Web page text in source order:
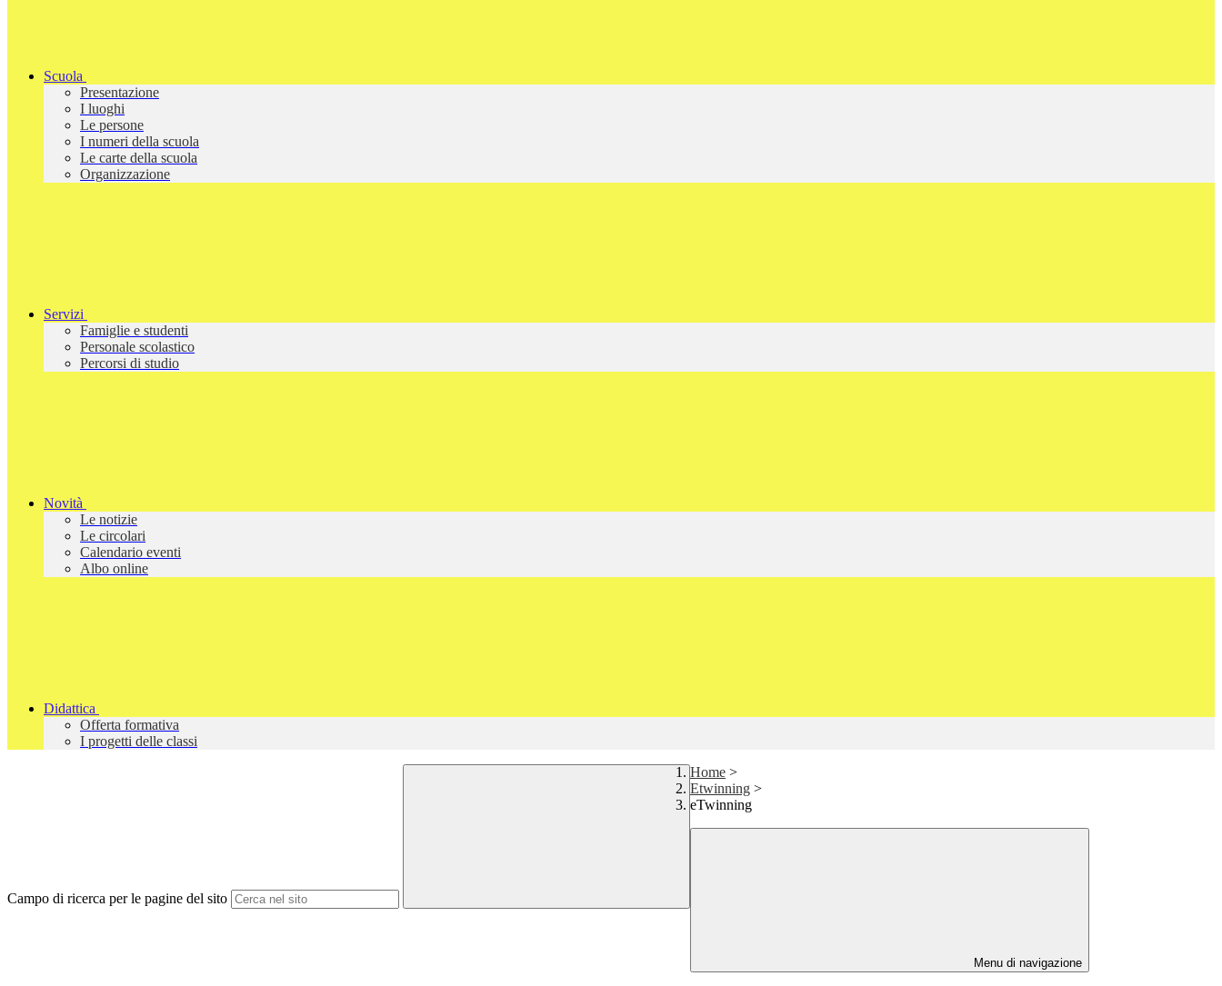
Scuola
Presentazione
I luoghi
Le persone
I numeri della scuola
Le carte della scuola
Organizzazione
Servizi
Famiglie e studenti
Personale scolastico
Percorsi di studio
Novità
Le notizie
Le circolari
Calendario eventi
Albo online
Didattica
Offerta formativa
I progetti delle classi
Campo di ricerca per le pagine del sito
Home >
Etwinning >
eTwinning
Menu di navigazione